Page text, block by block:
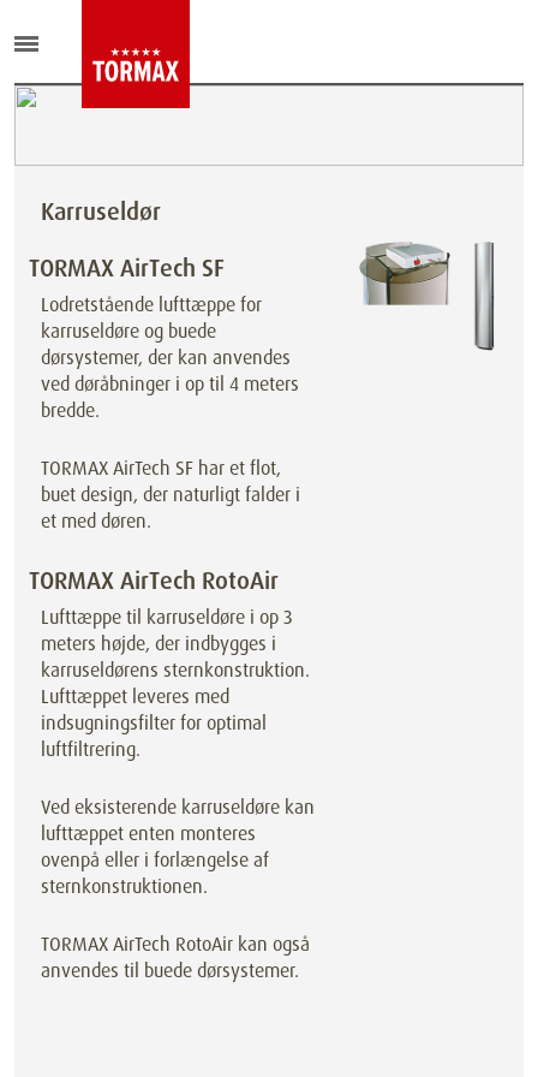
Karruseldør
TORMAX AirTech SF
Lodretstående lufttæppe for
karruseldøre og buede
dørsystemer, der kan anvendes
ved døråbninger i op til 4 meters
bredde.
TORMAX AirTech SF har et flot,
buet design, der naturligt falder i
et med døren.
TORMAX AirTech RotoAir
Lufttæppe til karruseldøre i op 3
meters højde, der indbygges i
karruseldørens sternkonstruktion.
Lufttæppet leveres med
indsugningsfilter for optimal
luftfiltrering.
Ved eksisterende karruseldøre kan
lufttæppet enten monteres
ovenpå eller i forlængelse af
sternkonstruktionen.
TORMAX AirTech RotoAir kan også
anvendes til buede dørsystemer.